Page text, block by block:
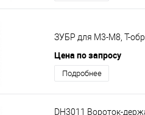
ЗУБР для М3-М8, Т-
Цена по запросу
Подробнее
DH3011 Вороток-